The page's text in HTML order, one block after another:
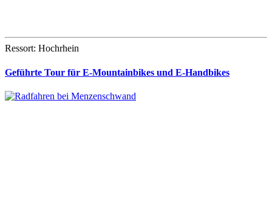
Ressort: Hochrhein
Geführte Tour für E-Mountainbikes und E-Handbikes